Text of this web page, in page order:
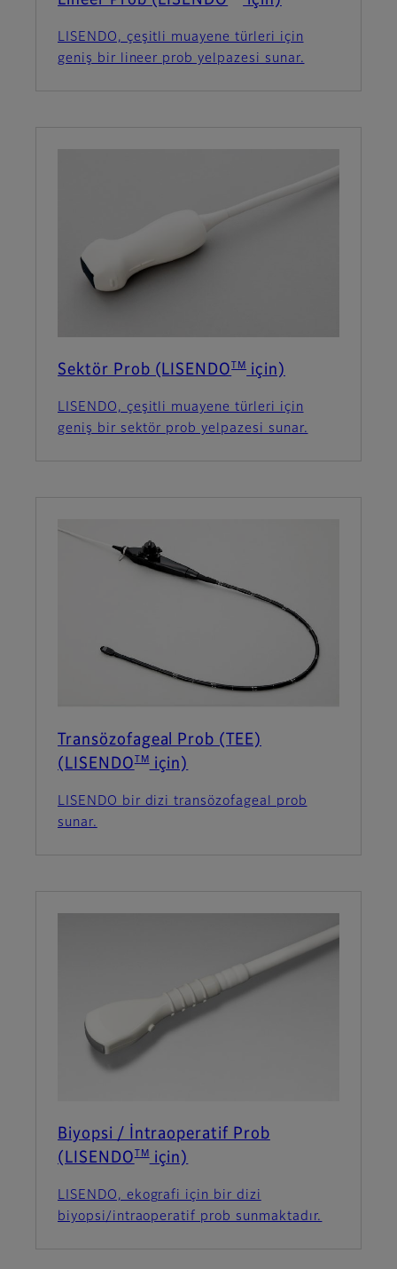
LISENDO, çeşitli muayene türleri için
geniş bir lineer prob yelpazesi sunar.
Sektör Prob (LISENDO TM için)
LISENDO, çeşitli muayene türleri için
geniş bir sektör prob yelpazesi sunar.
Transözofageal Prob (TEE)
(LISENDO TMiçin)
LISENDO bir dizi transözofageal prob
sunar.
Biyopsi / İntraoperatif Prob
(LISENDO TMiçin)
LISENDO, ekografi için bir dizi
biyopsi/intraoperatif prob sunmaktadır.